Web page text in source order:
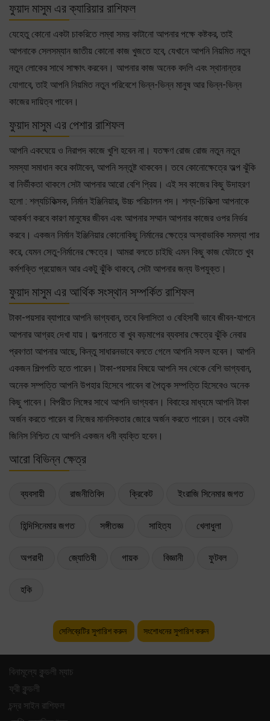
ফুয়াদ মাসুম এর ক্যারিয়ার রাশিফল
যেহেতু কোনো একটা চাকরিতে লম্বা সময় কাটানো আপনার পক্ষে কষ্টকর, তাই
আপনাকে সেলসম্যান জাতীয় কোনো কাজ খুজতে হবে, যেখানে আপনি নিয়মিত নতুন
নতুন লোকের সাথে সাক্ষাৎ করবেন। আপনার কাজ অনেক বদলি এবং স্থানান্তর
যোগাবে, তাই আপনি নিয়মিত নতুন পরিবেশে ভিন্ন-ভিন্ন মানুষ আর ভিন্ন-ভিন্ন
কাজের দায়িত্ব পাবেন।
ফুয়াদ মাসুম এর পেশার রাশিফল
আপনি একঘেয়ে ও নিরাপদ কাজে খুশি হবেন না। যতক্ষণ রোজ রোজ নতুন নতুন
সমস্যা সমাধান করে কাটাবেন, আপনি সন্তুষ্ট থাকবেন। তবে কোনোক্ষেত্রে অল্প ঝুঁকি
বা নির্ভীকতা থাকলে সেটা আপনার আরো বেশি প্রিয়। এই সব কাজের কিছু উদাহরণ
হলো : শল্যচিকিত্সক, নির্মান ইঞ্জিনিয়ার, উচ্চ পরিচালন পদ। শল্য-চিকিত্সা আপনাকে
আকর্ষণ করবে কারণ মানুষের জীবন এবং আপনার সম্মান আপনার কাজের ওপর নির্ভর
করবে। একজন নির্মান ইঞ্জিনিয়ার কোনোকিছু নির্মানের ক্ষেত্রে অস্বাভাবিক সমস্যা পার
করে, যেমন সেতু-নির্মানের ক্ষেত্রে। আমরা বলতে চাইছি এমন কিছু কাজ যেটাতে খুব
কর্মশক্তি প্রয়োজন আর একটু ঝুঁকি থাকবে, সেটা আপনার জন্য উপযুক্ত।
ফুয়াদ মাসুম এর আর্থিক সংস্থান সম্পর্কিত রাশিফল
টাকা-পয়সার ব্যাপারে আপনি ভাগ্যবান, তবে বিলাসিতা ও বেহিসাবী ভাবে জীবন-যাপনে
আপনার আগ্রহ দেখা যায়। জল্পনাতে বা খুব বড়মাপের ব্যবসার ক্ষেত্রে ঝুঁকি নেবার
প্রবণতা আপনার আছে, কিন্তু সাধারনভাবে বলতে গেলে আপনি সফল হবেন। আপনি
একজন শিল্পপতি হতে পারেন। টাকা-পয়সার বিষয়ে আপনি সব থেকে বেশি ভাগ্যবান,
অনেক সম্পত্তি আপনি উপহার হিসেবে পাবেন বা পৈতৃক সম্পত্তি হিসেবেও অনেক
কিছু পাবেন। বিপরীত লিঙ্গের সাথে আপনি ভাগ্যবান। বিবাহের মাধ্যমে আপনি টাকা
অর্জন করতে পারেন বা নিজের মানসিকতার জোরে অর্জন করতে পারেন। তবে একটা
জিনিস নিশ্চিত যে আপনি একজন ধনী ব্যক্তি হবেন।
আরো বিভিন্ন ক্ষেত্র
ব্যবসায়ী রাজনীতিবিদ ক্রিকেট ইংরাজি সিনেমার জগত
হিন্দিসিনেমার জগত সঙ্গীতজ্ঞ সাহিত্য খেলাধুলা
অপরাধী জ্যোতিষী গায়ক বিজ্ঞানী ফুটবল
হকি
সেলিব্রেটির সুপারিশ করুন সংশোধনের সুপারিশ করুন
বিনামূল্যে কুন্ডলী ম্যাচ
ফ্রী কুন্ডলী
চন্দ্র সাইন রাশিফল